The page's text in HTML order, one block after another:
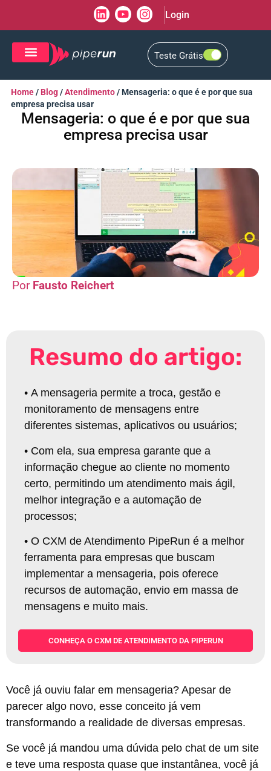
Login
Teste Grátis
Home/ Blog/Atendimento/Mensageria: o que é e por que sua
empresa precisa usar
Mensageria: o que é e por que sua
empresa precisa usar
Fausto Reichert
Resumo do artigo:
• A mensageria permite a troca, gestão e
monitoramento de mensagens entre
diferentes sistemas, aplicativos ou usuários;
• Com ela, sua empresa garante que a
informação chegue ao cliente no momento
certo, permitindo um atendimento mais ágil,
melhor integração e a automação de
processos;
• O CXM de Atendimento PipeRun é a melhor
ferramenta para empresas que buscam
implementar a mensageria, pois oferece
recursos de automação, envio em massa de
mensagens e muito mais.
CONHEÇA O CXM DE ATENDIMENTO DA PIPERUN
Você já ouviu falar em mensageria? Apesar de
parecer algo novo, esse conceito já vem
transformando a realidade de diversas empresas.
Se você já mandou uma dúvida pelo chat de um site
e teve uma resposta quase que instantânea, você já